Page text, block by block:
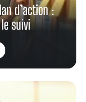
d’action :
suivi